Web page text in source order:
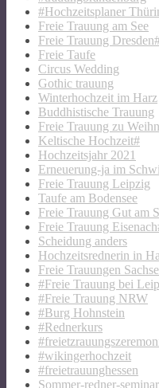
#Hochzeitsplaner
Freie Trauung am See
Freie Trauung
Freie Taufe
Circus Wedding
Gothic trauung
Winterhochzeit im Harz
Buddhistische Trauung
Freie Trauung zu
Keltische Hochzeit#
Hochzeitsjahr 2021
Erneuerung-ja im
Freie Trauung Leipzig
Taufe am Bodensee
Freie Trauung Gut am
Freie Trauung
Scheidung anders
Hochzeitsrednerin in
Freie Trauungen
#Freie Trauung bei
#Freie Trauung NRW
#Burg Hohnstein
#Rednerkurs
#wikingerhochzeit
#freietrauunghessen
Sommer-redner-